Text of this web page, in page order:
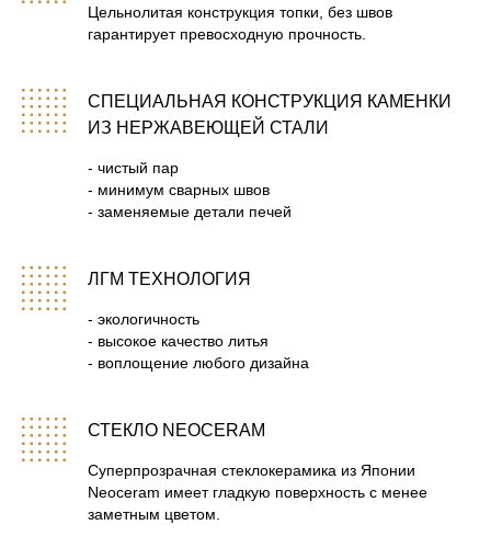
Печь «Атмосфера» в зимнем лесу
годом!
Обзор линейки чугунных печей «Атмосфера».
Печь «Атмосфера» в банном комплексе «Пар».
печь в действующей семейной бане.
Сборка печи «Атмосфера»
Стиль, комфорт, атмосфера — 3 в 1 для вашей
14 Печь банная «Атмосфера». Составные части.
Цельнолитая конструкция топки, без швов
гарантирует превосходную прочность.
СПЕЦИАЛЬНАЯ КОНСТРУКЦИЯ КАМЕНКИ
ИЗ НЕРЖАВЕЮЩЕЙ СТАЛИ
- чистый пар
- минимум сварных швов
- заменяемые детали печей
ЛГМ ТЕХНОЛОГИЯ
- экологичность
- высокое качество литья
- воплощение любого дизайна
СТЕКЛО NEOCERAM
Суперпрозрачная стеклокерамика из Японии
Neoceram имеет гладкую поверхность с менее
заметным цветом.